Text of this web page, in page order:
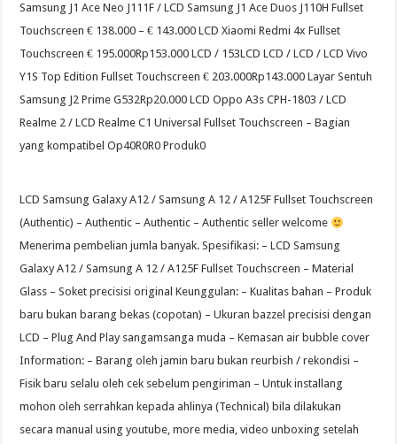
Samsung J1 Ace Neo J111F / LCD Samsung J1 Ace Duos J110H Fullset
Touchscreen € 138.000 – € 143.000 LCD Xiaomi Redmi 4x Fullset
Touchscreen € 195.000Rp153.000 LCD / 153LCD LCD / LCD / LCD Vivo
Y1S Top Edition Fullset Touchscreen € 203.000Rp143.000 Layar Sentuh
Samsung J2 Prime G532Rp20.000 LCD Oppo A3s CPH-1803 / LCD
Realme 2 / LCD Realme C1 Universal Fullset Touchscreen – Bagian
yang kompatibel Op40R0R0 Produk0
LCD Samsung Galaxy A12 / Samsung A 12 / A125F Fullset Touchscreen
(Authentic) – Authentic – Authentic – Authentic seller welcome
Menerima pembelian jumla banyak. Spesifikasi: – LCD Samsung
Galaxy A12 / Samsung A 12 / A125F Fullset Touchscreen – Material
Glass – Soket precisisi original Keunggulan: – Kualitas bahan – Produk
baru bukan barang bekas (copotan) – Ukuran bazzel precisisi dengan
LCD – Plug And Play sangamsanga muda – Kemasan air bubble cover
Information: – Barang oleh jamin baru bukan reurbish / rekondisi –
Fisik baru selalu oleh cek sebelum pengiriman – Untuk installang
mohon oleh serrahkan kepada ahlinya (Technical) bila dilakukan
secara manual using youtube, more media, video unboxing setelah